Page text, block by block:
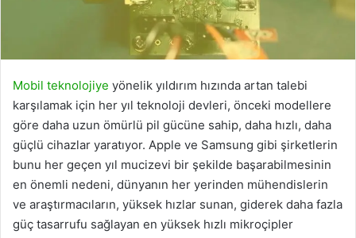
Mobil teknolojiye yönelik yıldırım hızında artan talebi
karşılamak için her yıl teknoloji devleri, önceki modellere
göre daha uzun ömürlü pil gücüne sahip, daha hızlı, daha
güçlü cihazlar yaratıyor. Apple ve Samsung gibi şirketlerin
bunu her geçen yıl mucizevi bir şekilde başarabilmesinin
en önemli nedeni, dünyanın her yerinden mühendislerin
ve araştırmacıların, yüksek hızlar sunan, giderek daha fazla
güç tasarrufu sağlayan en yüksek hızlı mikroçipler